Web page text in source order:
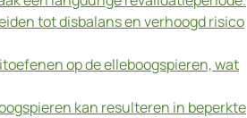
tot disbalans en verhoogd risico
op de elleboogspieren, wat
kan resulteren in beperkte